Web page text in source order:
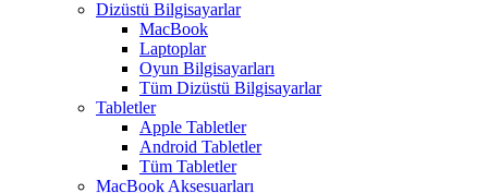
Dizüstü Bilgisayarlar
MacBook
Laptoplar
Oyun Bilgisayarları
Tüm Dizüstü Bilgisayarlar
Tabletler
Apple Tabletler
Android Tabletler
Tüm Tabletler
MacBook Aksesuarları